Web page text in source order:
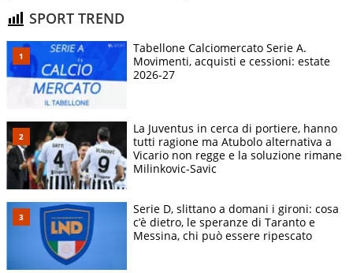
SPORT TREND
Tabellone Calciomercato Serie A.
Movimenti, acquisti e cessioni: estate
2026-27
La Juventus in cerca di portiere, hanno
tutti ragione ma Atubolo alternativa a
Vicario non regge e la soluzione rimane
Milinkovic-Savic
Serie D, slittano a domani i gironi: cosa
c’è dietro, le speranze di Taranto e
Messina, chi può essere ripescato